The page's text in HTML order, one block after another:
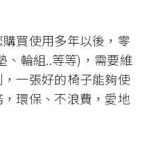
買使用多年以後，零
、輪組..等等)，需要維
一張好的椅子能夠使
環保、不浪費，愛地